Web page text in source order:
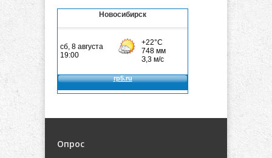
Новосибирск
Опрос